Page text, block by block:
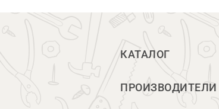
КАТАЛОГ
ПРОИЗВОДИТЕЛИ